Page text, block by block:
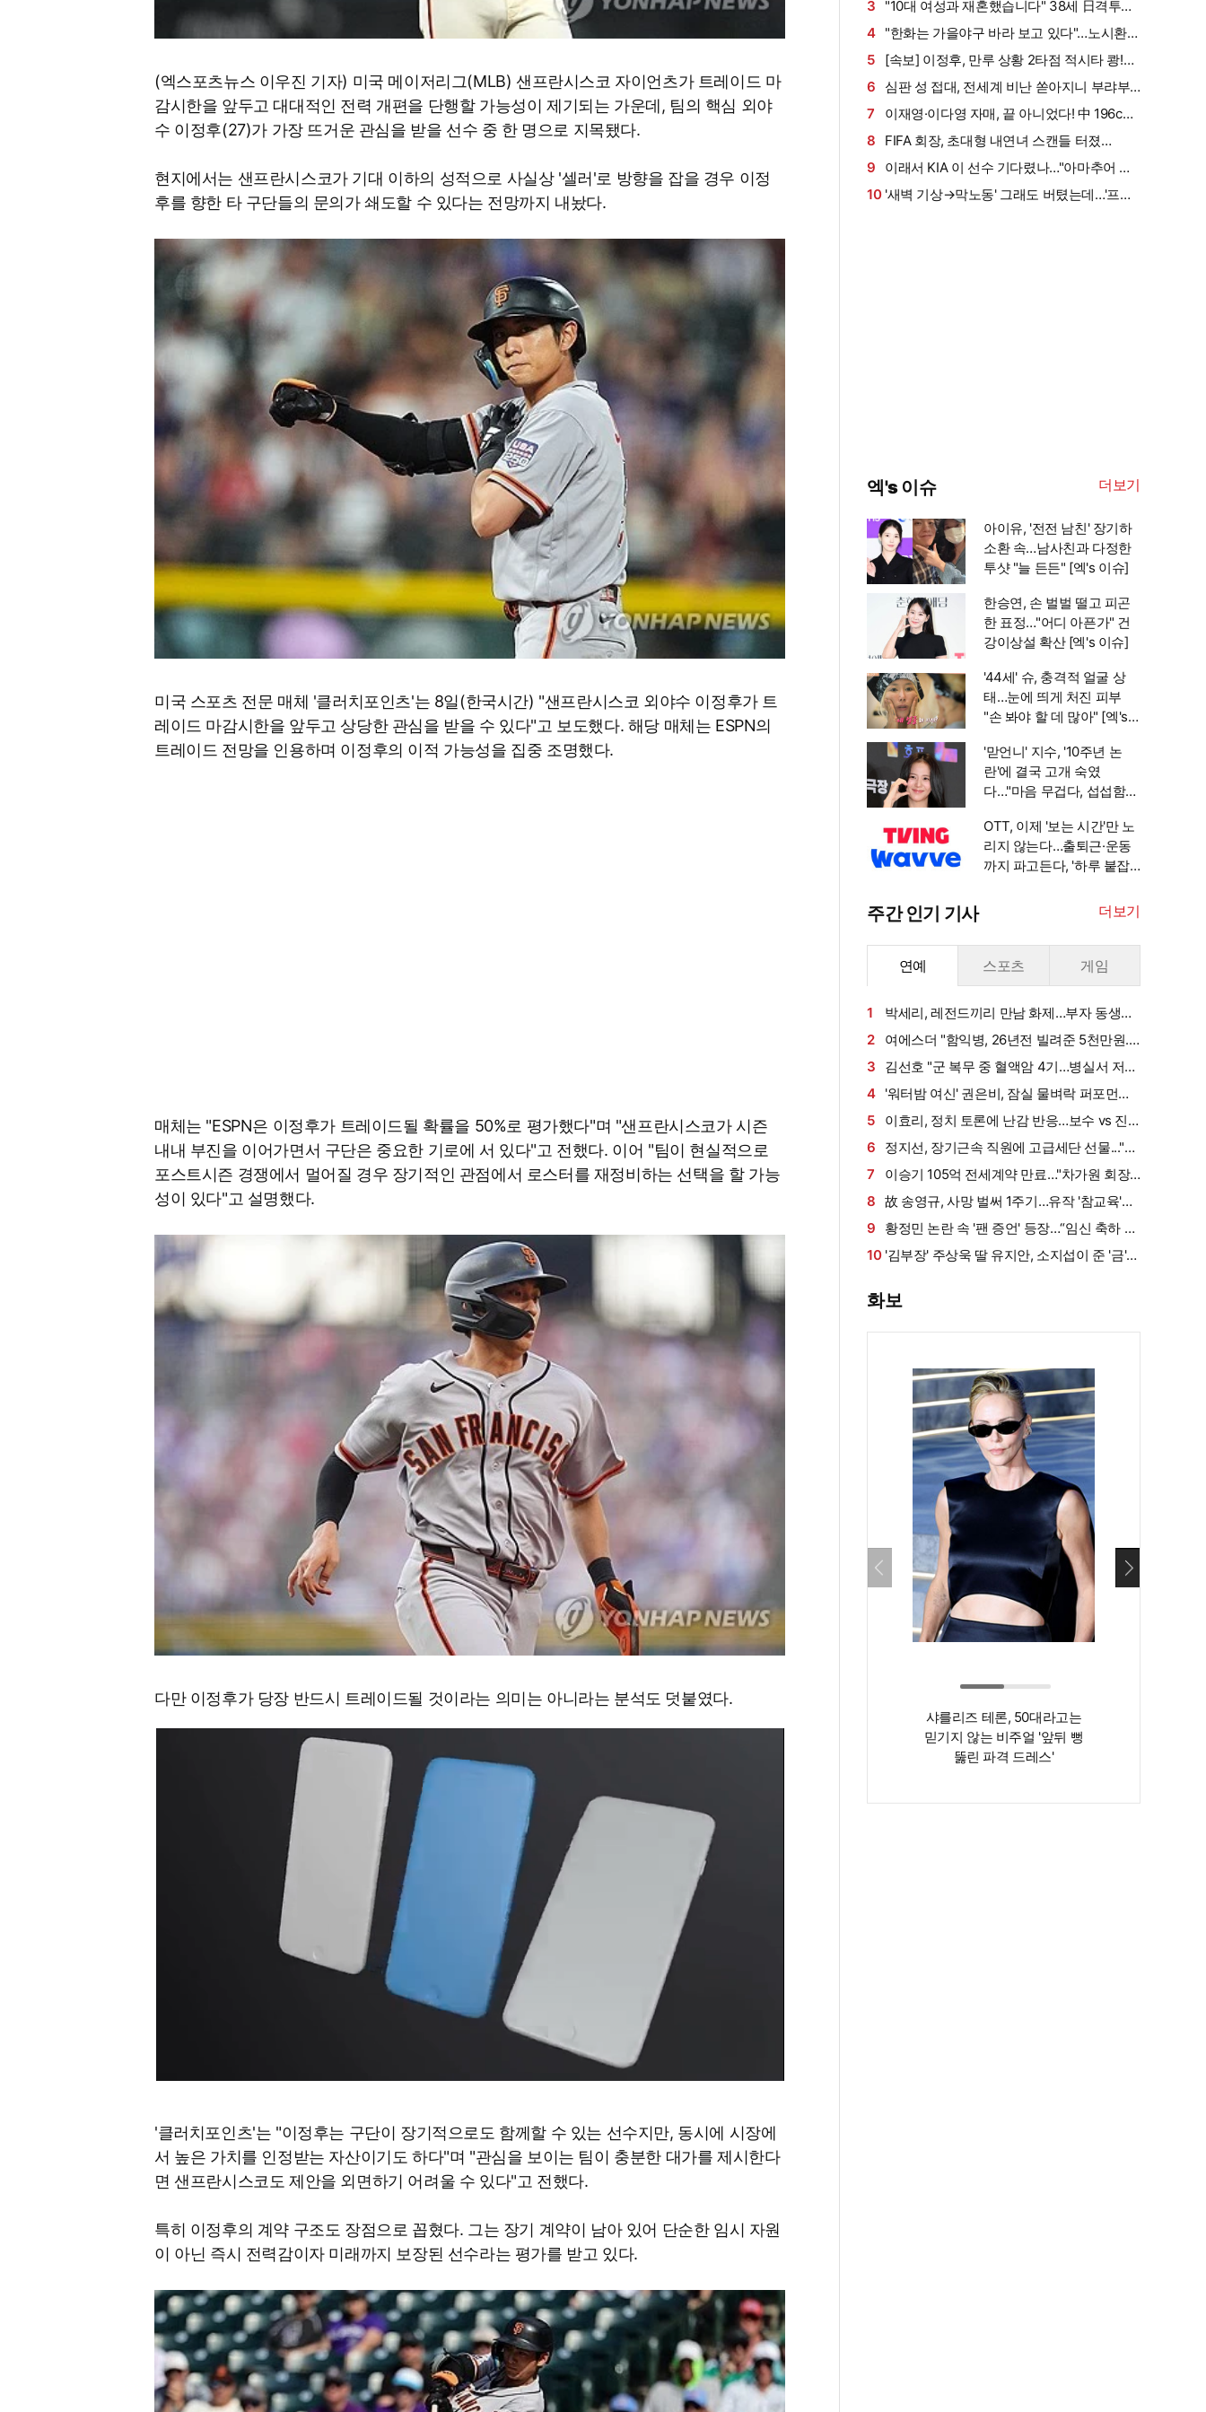
(엑스포츠뉴스 이우진 기자) 미국 메이저리그(MLB) 샌프란시스코 자이언츠가 트레이드 마
감시한을 앞두고 대대적인 전력 개편을 단행할 가능성이 제기되는 가운데, 팀의 핵심 외야
수 이정후(27)가 가장 뜨거운 관심을 받을 선수 중 한 명으로 지목됐다.
현지에서는 샌프란시스코가 기대 이하의 성적으로 사실상 '셀러'로 방향을 잡을 경우 이정
후를 향한 타 구단들의 문의가 쇄도할 수 있다는 전망까지 내놨다.
미국 스포츠 전문 매체 '클러치포인츠'는 8일(한국시간) "샌프란시스코 외야수 이정후가 트
레이드 마감시한을 앞두고 상당한 관심을 받을 수 있다"고 보도했다. 해당 매체는 ESPN의
트레이드 전망을 인용하며 이정후의 이적 가능성을 집중 조명했다.
매체는 "ESPN은 이정후가 트레이드될 확률을 50%로 평가했다"며 "샌프란시스코가 시즌
내내 부진을 이어가면서 구단은 중요한 기로에 서 있다"고 전했다. 이어 "팀이 현실적으로
포스트시즌 경쟁에서 멀어질 경우 장기적인 관점에서 로스터를 재정비하는 선택을 할 가능
성이 있다"고 설명했다.
다만 이정후가 당장 반드시 트레이드될 것이라는 의미는 아니라는 분석도 덧붙였다.
'클러치포인츠'는 "이정후는 구단이 장기적으로도 함께할 수 있는 선수지만, 동시에 시장에
서 높은 가치를 인정받는 자산이기도 하다"며 "관심을 보이는 팀이 충분한 대가를 제시한다
면 샌프란시스코도 제안을 외면하기 어려울 수 있다"고 전했다.
특히 이정후의 계약 구조도 장점으로 꼽혔다. 그는 장기 계약이 남아 있어 단순한 임시 자원
이 아닌 즉시 전력감이자 미래까지 보장된 선수라는 평가를 받고 있다.
발→6G 연속 안타 상승세…시즌 타율 0.303
3
"10대 여성과 재혼했습니다" 38세 日격투기
스타, 충격의 재혼 발표…2주 만에 동거→반 년
만에 결혼, "뭐하는 거야?" 일본서도 시끌
4
"한화는 가을야구 바라 보고 있다"…노시환의
짧고 굵은 각오, 푹 쉬고 5위 도약 겨냥
5
[속보] 이정후, 만루 상황 2타점 적시타 쾅!…
볼넷→안타로 '펄펄', 6G 연속 안타 생산
6
심판 성 접대, 전세계 비난 쏟아지니 부랴부
랴?…대한축구협회 사과문 공식 발표 "전세계
축구 관계자 여러분께 사과" [오피셜]
7
이재영·이다영 자매, 끝 아니었다! 中 196cm
국대+쿠바 스타까지 싹쓸이…창단 1년 만에 유
럽 정조준
8
FIFA 회장, 초대형 내연녀 스캔들 터졌
다…"UEFA 사무총장 시절, 승진 특혜+MBA 학
비"→"관계 들통나자 거액 퇴직금" (英 텔레그래
9
이래서 KIA 이 선수 기다렸나…"아마추어 같
은 생각하면 또 힘들어" 베테랑 안방마님의 진심
10 '새벽 기상→막노동' 그래도 버텼는데…'프로
엑's 이슈 더보기
아이유, '전전 남친' 장기하
소환 속…남사친과 다정한
투샷 "늘 든든" [엑's 이슈]
한승연, 손 벌벌 떨고 피곤
한 표정…"어디 아픈가" 건
강이상설 확산 [엑's 이슈]
'44세' 슈, 충격적 얼굴 상
태…눈에 띄게 처진 피부
"손 봐야 할 데 많아" [엑's
'맏언니' 지수, '10주년 논
란'에 결국 고개 숙였
다…"마음 무겁다, 섭섭함
OTT, 이제 '보는 시간'만 노
리지 않는다…출퇴근·운동
까지 파고든다, '하루 붙잡
주간 인기 기사 더보기
연예 스포츠 게임
1
박세리, 레전드끼리 만남 화제…부자 동생에
게 밥 샀다가 '반전'
2
여에스더 "함익병, 26년전 빌려준 5천만원...
그덕에 사업 시작" (동상이몽2)[종합]
3
김선호 "군 복무 중 혈액암 4기…병실서 저만
살아남았다" (내 남은 연애)
4
'워터밤 여신' 권은비, 잠실 물벼락 퍼포먼스
'후끈'…두산 승리요정 등극
5
이효리, 정치 토론에 난감 반응…보수 vs 진
보 사연에 "빠지면 안 될까요?"
6
정지선, 장기근속 직원에 고급세단 선물..."차
부담되면 명품백도 가능" (사당귀)[전일야화]
7
이승기 105억 전세계약 만료…"차가원 회장,
보증금 안 주면 법적 조치"
8 故 송영규, 사망 벌써 1주기…유작 '참교육'서
묵직한 존재감
9
황정민 논란 속 '팬 증언' 등장…“임신 축하 전
화·남편과 식사도”
10 '김부장' 주상욱 딸 유지안, 소지섭이 준 '금'
화보
샤를리즈 테론, 50대라고는
믿기지 않는 비주얼 '앞뒤 뻥
뚫린 파격 드레스'